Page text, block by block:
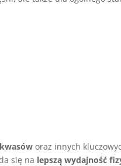
oraz innych
się na lepszą wydajność